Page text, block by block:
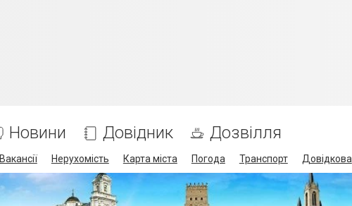
Новини Довідник Дозвілля
Вакансії Нерухомість Карта міста Погода Транспорт Довідкова